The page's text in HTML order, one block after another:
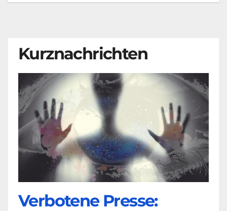
Kurznachrichten
Verbotene Presse: